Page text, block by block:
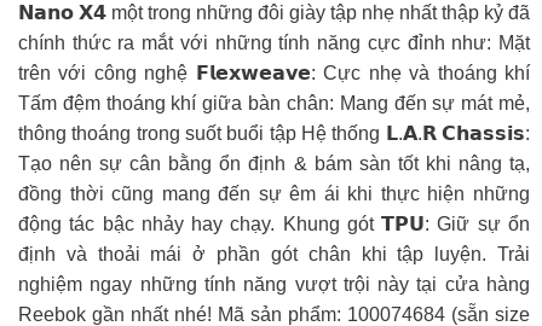
𝗡𝗮𝗻𝗼 𝗫𝟰 một trong những đôi giày tập nhẹ nhất thập kỷ đã
chính thức ra mắt với những tính năng cực đỉnh như: Mặt
trên với công nghệ 𝗙𝗹𝗲𝘅𝘄𝗲𝗮𝘃𝗲: Cực nhẹ và thoáng khí
Tấm đệm thoáng khí giữa bàn chân: Mang đến sự mát mẻ,
thông thoáng trong suốt buổi tập Hệ thống 𝗟.𝗔.𝗥 𝗖𝗵𝗮𝘀𝘀𝗶𝘀:
Tạo nên sự cân bằng ổn định & bám sàn tốt khi nâng tạ,
đồng thời cũng mang đến sự êm ái khi thực hiện những
động tác bậc nhảy hay chạy. Khung gót 𝗧𝗣𝗨: Giữ sự ổn
định và thoải mái ở phần gót chân khi tập luyện. Trải
nghiệm ngay những tính năng vượt trội này tại cửa hàng
Reebok gần nhất nhé! Mã sản phẩm: 100074684 (sẵn size